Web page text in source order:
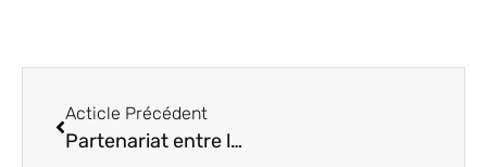
Acticle Précédent
Partenariat entre l’ESAT et la mairie d’Arras : Des trousses de toilette pour les élèves en classes découvertes